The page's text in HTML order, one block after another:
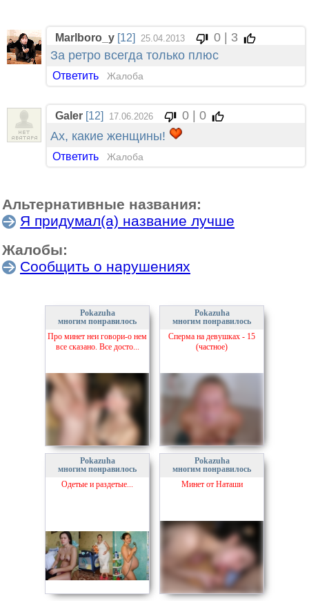
Marlboro_y [12] 25.04.2013
0 | 3
За ретро всегда только плюс
Ответить Жалоба
Galer [12] 17.06.2026
0 | 0
Ах, какие женщины!
Ответить Жалоба
Альтернативные названия:
Я придумал(а) название лучше
Жалобы:
Сообщить о нарушениях
Pokazuha
многим понравилось
Про минет неи говори-о нем
все сказано. Все досто...
Pokazuha
многим понравилось
Сперма на девушках - 15
(частное)
Pokazuha
многим понравилось
Одетые и раздетые...
Pokazuha
многим понравилось
Минет от Наташи